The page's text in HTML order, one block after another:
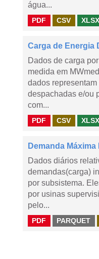
água...
PDF CSV XLSX
Carga de Energia
Dados de carga
medida em
dados
despachadas e/ou
com...
PDF CSV XLSX
Demanda
Dados diários
demandas(carga)
por subsistema.
por usinas
pelo...
PDF PARQUET